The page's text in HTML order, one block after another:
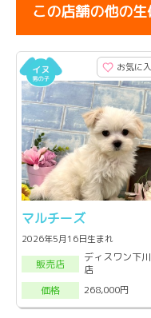
この店舗の他の
お気に
マルチーズ
2026年5月16日生まれ
販売店
ディスワン下
店
価格
268,000円